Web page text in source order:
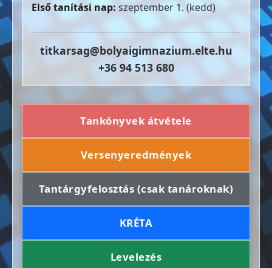
Első tanítási nap: szeptember 1. (kedd)
titkarsag@bolyaigimnazium.elte.hu
+36 94 513 680
Tankönyvek átvétele
Versenyeredmények
Tantárgyfelosztás (csak tanároknak)
KRÉTA
Levelezés